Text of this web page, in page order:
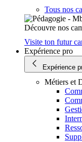
Tous nos
Découvre nos
Visite ton futur
Expérience pro
Expérience
Métiers et